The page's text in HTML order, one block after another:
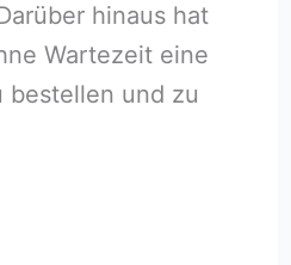
hinaus hat
Wartezeit eine
bestellen und zu